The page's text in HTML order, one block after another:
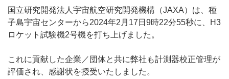
日
国立研究開発法人宇宙航空研究開発機構（JAXA）は、種
子島宇宙センターから2024年2月17日9時22分55秒に、H3
ロケット試験機2号機を打ち上げました。
これに貢献した企業／団体と共に弊社も計測器校正管理が
評価され、感謝状を授受いたしました。